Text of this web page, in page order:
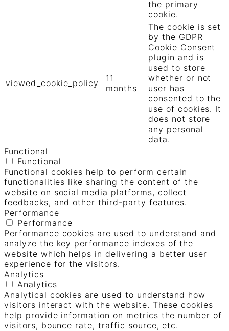
the primary
cookie.
viewed_cookie_policy
11
months
The cookie is set
by the GDPR
Cookie Consent
plugin and is
used to store
whether or not
user has
consented to the
use of cookies. It
does not store
any personal
data.
Functional
Functional
Functional cookies help to perform certain
functionalities like sharing the content of the
website on social media platforms, collect
feedbacks, and other third-party features.
Performance
Performance
Performance cookies are used to understand and
analyze the key performance indexes of the
website which helps in delivering a better user
experience for the visitors.
Analytics
Analytics
Analytical cookies are used to understand how
visitors interact with the website. These cookies
help provide information on metrics the number of
visitors, bounce rate, traffic source, etc.